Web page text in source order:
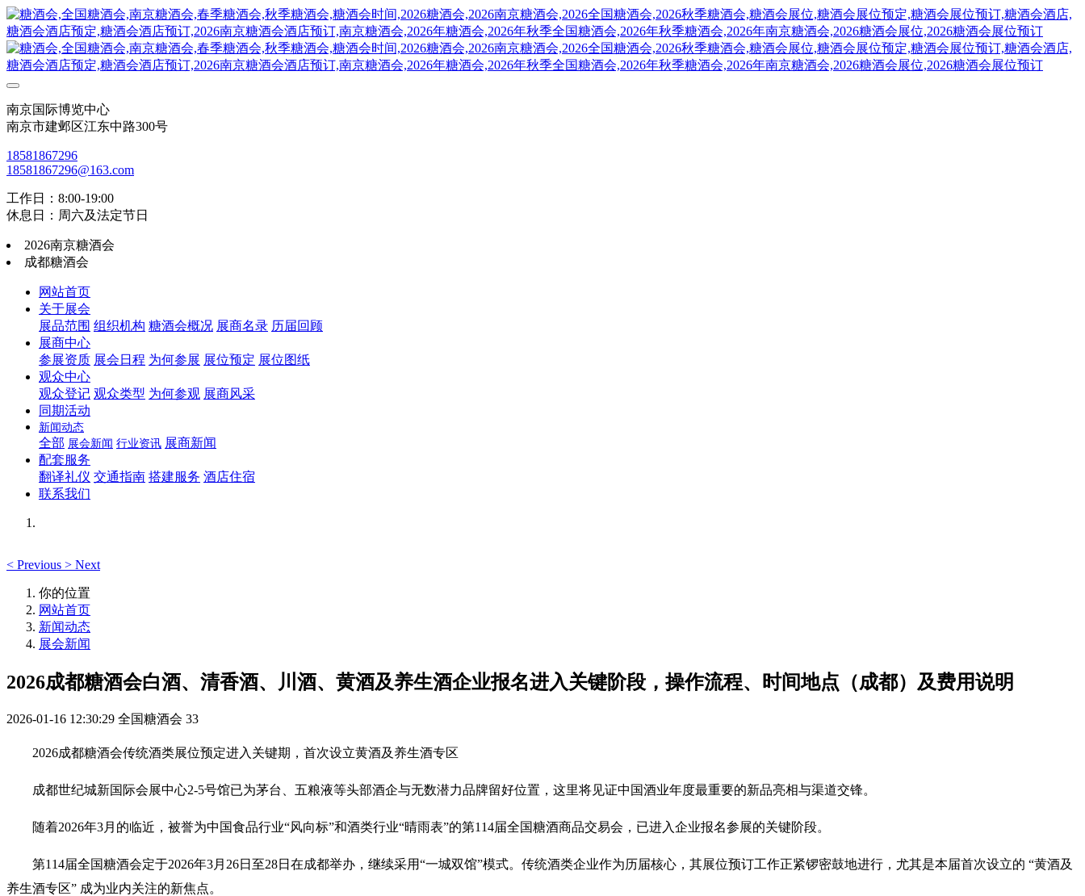
南京国际博览中心
南京市建邺区江东中路300号
18581867296
18581867296@163.com
工作日：8:00-19:00
休息日：周六及法定节日
2026南京糖酒会
成都糖酒会
网站首页
关于展会
展品范围 组织机构 糖酒会概况 展商名录 历届回顾
展商中心
参展资质 展会日程 为何参展 展位预定 展位图纸
观众中心
观众登记 观众类型 为何参观 展商风采
同期活动
新闻动态
全部 展会新闻 行业资讯 展商新闻
配套服务
翻译礼仪 交通指南 搭建服务 酒店住宿
联系我们
< Previous > Next
你的位置
网站首页
新闻动态
展会新闻
2026成都糖酒会白酒、清香酒、川酒、黄酒及养生酒企业报名进入关键阶段，操作流程、时间地点（成都）及费用说明
2026-01-16 12:30:29 全国糖酒会 33
2026成都糖酒会传统酒类展位预定进入关键期，首次设立黄酒及养生酒专区
成都世纪城新国际会展中心2-5号馆已为茅台、五粮液等头部酒企与无数潜力品牌留好位置，这里将见证中国酒业年度最重要的新品亮相与渠道交锋。
随着2026年3月的临近，被誉为中国食品行业“风向标”和酒类行业“晴雨表”的第114届全国糖酒商品交易会 ，已进入企业报名参展的关键阶段。
第114届全国糖酒会定于2026年3月26日至28日在成都举办，继续采用“一城双馆”模式。传统酒类企业作为历届核心，其展位预订工作正紧锣密鼓地进行，尤其是本届首次设立的 “黄酒及
养生酒专区” 成为业内关注的新焦点。